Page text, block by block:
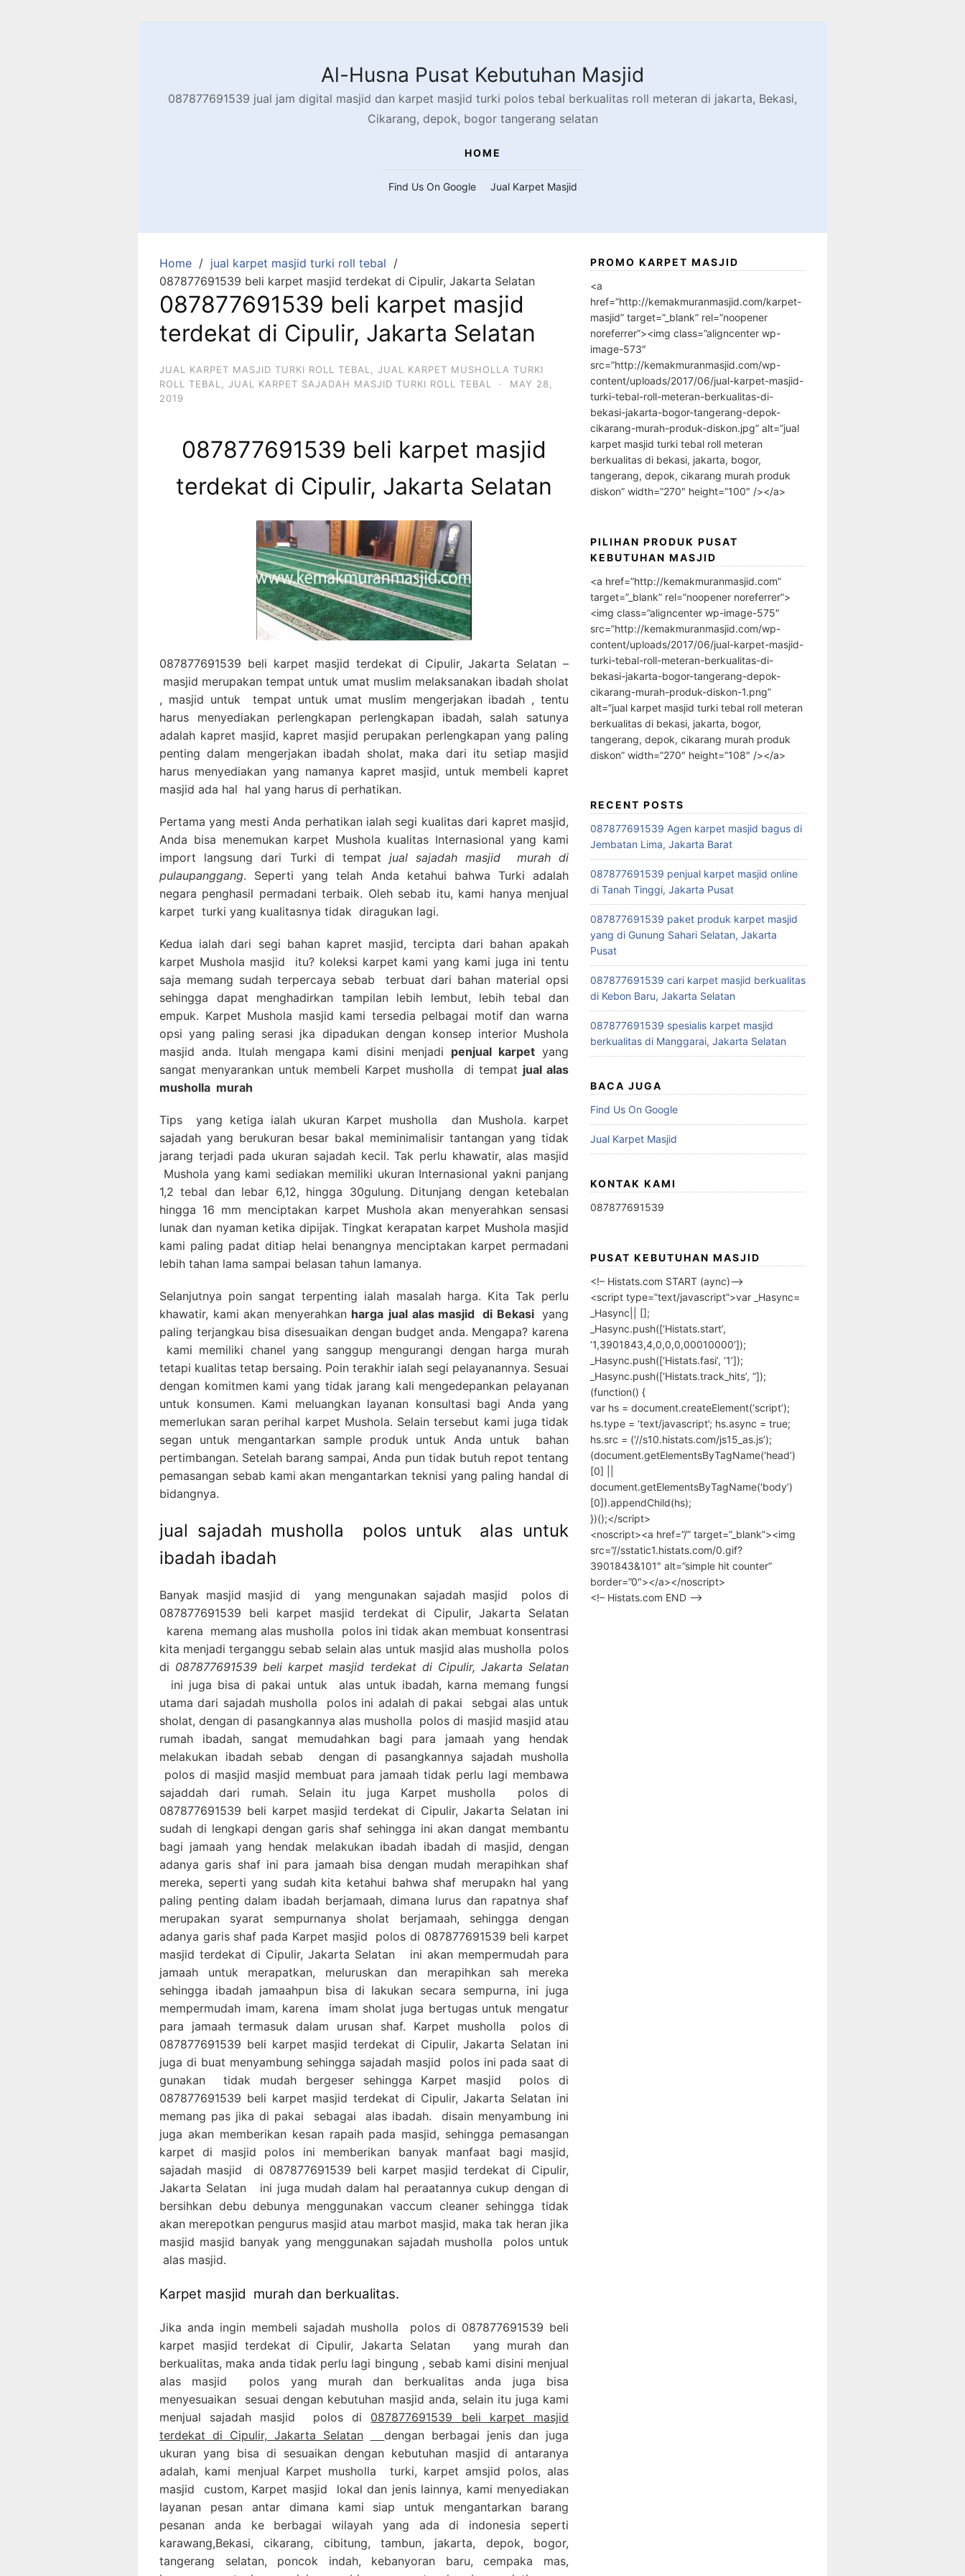
Al-Husna Pusat Kebutuhan Masjid
087877691539 jual jam digital masjid dan karpet masjid turki polos tebal berkualitas roll meteran di jakarta, Bekasi,
Cikarang, depok, bogor tangerang selatan
HOME
Find Us On Google Jual Karpet Masjid
Home
jual karpet masjid turki roll tebal
087877691539 beli karpet masjid terdekat di Cipulir, Jakarta Selatan
087877691539 beli karpet masjid
terdekat di Cipulir, Jakarta Selatan
JUAL KARPET MASJID TURKI ROLL TEBAL
JUAL KARPET MUSHOLLA TURKI
ROLL TEBAL
JUAL KARPET SAJADAH MASJID TURKI ROLL TEBAL ·
MAY 28,
2019
087877691539 beli karpet masjid
terdekat di Cipulir, Jakarta Selatan
087877691539 beli karpet masjid terdekat di Cipulir, Jakarta Selatan –
masjid merupakan tempat untuk umat muslim melaksanakan ibadah sholat
, masjid untuk tempat untuk umat muslim mengerjakan ibadah , tentu
harus menyediakan perlengkapan perlengkapan ibadah, salah satunya
adalah kapret masjid, kapret masjid perupakan perlengkapan yang paling
penting dalam mengerjakan ibadah sholat, maka dari itu setiap masjid
harus menyediakan yang namanya kapret masjid, untuk membeli kapret
masjid ada hal hal yang harus di perhatikan.
Pertama yang mesti Anda perhatikan ialah segi kualitas dari kapret masjid,
Anda bisa menemukan karpet Mushola kualitas Internasional yang kami
import langsung dari Turki di tempatjual sajadah masjid
murah di
pulaupanggang. Seperti yang telah Anda ketahui bahwa Turki adalah
negara penghasil permadani terbaik. Oleh sebab itu, kami hanya menjual
karpet turki yang kualitasnya tidak diragukan lagi.
Kedua ialah dari segi bahan kapret masjid, tercipta dari bahan apakah
karpet Mushola masjid itu? koleksi karpet kami yang kami juga ini tentu
saja memang sudah terpercaya sebab terbuat dari bahan material opsi
sehingga dapat menghadirkan tampilan lebih lembut, lebih tebal dan
empuk. Karpet Mushola masjid kami tersedia pelbagai motif dan warna
opsi yang paling serasi jka dipadukan dengan konsep interior Mushola
masjid anda. Itulah mengapa kami disini menjadi penjual karpetyang
sangat menyarankan untuk membeli Karpet musholla di tempat jual alas
musholla murah
Tips yang ketiga ialah ukuran Karpet musholla dan Mushola. karpet
sajadah yang berukuran besar bakal meminimalisir tantangan yang tidak
jarang terjadi pada ukuran sajadah kecil. Tak perlu khawatir, alas masjid
Mushola yang kami sediakan memiliki ukuran Internasional yakni panjang
1,2 tebal dan lebar 6,12, hingga 30gulung. Ditunjang dengan ketebalan
hingga 16 mm menciptakan karpet Mushola akan menyerahkan sensasi
lunak dan nyaman ketika dipijak. Tingkat kerapatan karpet Mushola masjid
kami paling padat ditiap helai benangnya menciptakan karpet permadani
lebih tahan lama sampai belasan tahun lamanya.
Selanjutnya poin sangat terpenting ialah masalah harga. Kita Tak perlu
khawatir, kami akan menyerahkan harga jual alas masjid di Bekasiyang
paling terjangkau bisa disesuaikan dengan budget anda. Mengapa? karena
kami memiliki chanel yang sanggup mengurangi dengan harga murah
tetapi kualitas tetap bersaing. Poin terakhir ialah segi pelayanannya. Sesuai
dengan komitmen kami yang tidak jarang kali mengedepankan pelayanan
untuk konsumen. Kami meluangkan layanan konsultasi bagi Anda yang
memerlukan saran perihal karpet Mushola. Selain tersebut kami juga tidak
segan untuk mengantarkan sample produk untuk Anda untuk bahan
pertimbangan. Setelah barang sampai, Anda pun tidak butuh repot tentang
pemasangan sebab kami akan mengantarkan teknisi yang paling handal di
bidangnya.
jual sajadah musholla polos untuk alas untuk
ibadah ibadah
Banyak masjid masjid di yang mengunakan sajadah masjid polos di
087877691539 beli karpet masjid terdekat di Cipulir, Jakarta Selatan
karena memang alas musholla polos ini tidak akan membuat konsentrasi
kita menjadi terganggu sebab selain alas untuk masjid alas musholla polos
di 087877691539 beli karpet masjid terdekat di Cipulir, Jakarta Selatan
ini juga bisa di pakai untuk alas untuk ibadah, karna memang fungsi
utama dari sajadah musholla polos ini adalah di pakai sebgai alas untuk
sholat, dengan di pasangkannya alas musholla polos di masjid masjid atau
rumah ibadah, sangat memudahkan bagi para jamaah yang hendak
melakukan ibadah sebab dengan di pasangkannya sajadah musholla
polos di masjid masjid membuat para jamaah tidak perlu lagi membawa
sajaddah dari rumah. Selain itu juga Karpet musholla polos di
087877691539 beli karpet masjid terdekat di Cipulir, Jakarta Selatan ini
sudah di lengkapi dengan garis shaf sehingga ini akan dangat membantu
bagi jamaah yang hendak melakukan ibadah ibadah di masjid, dengan
adanya garis shaf ini para jamaah bisa dengan mudah merapihkan shaf
mereka, seperti yang sudah kita ketahui bahwa shaf merupakn hal yang
paling penting dalam ibadah berjamaah, dimana lurus dan rapatnya shaf
merupakan syarat sempurnanya sholat berjamaah, sehingga dengan
adanya garis shaf pada Karpet masjid polos di 087877691539 beli karpet
masjid terdekat di Cipulir, Jakarta Selatan ini akan mempermudah para
jamaah untuk merapatkan, meluruskan dan merapihkan sah mereka
sehingga ibadah jamaahpun bisa di lakukan secara sempurna, ini juga
mempermudah imam, karena imam sholat juga bertugas untuk mengatur
para jamaah termasuk dalam urusan shaf. Karpet musholla polos di
087877691539 beli karpet masjid terdekat di Cipulir, Jakarta Selatan ini
juga di buat menyambung sehingga sajadah masjid polos ini pada saat di
gunakan tidak mudah bergeser sehingga Karpet masjid polos di
087877691539 beli karpet masjid terdekat di Cipulir, Jakarta Selatan ini
memang pas jika di pakai sebagai alas ibadah. disain menyambung ini
juga akan memberikan kesan rapaih pada masjid, sehingga pemasangan
karpet di masjid polos ini memberikan banyak manfaat bagi masjid,
sajadah masjid di 087877691539 beli karpet masjid terdekat di Cipulir,
Jakarta Selatan ini juga mudah dalam hal peraatannya cukup dengan di
bersihkan debu debunya menggunakan vaccum cleaner sehingga tidak
akan merepotkan pengurus masjid atau marbot masjid, maka tak heran jika
masjid masjid banyak yang menggunakan sajadah musholla polos untuk
alas masjid.
Karpet masjid murah dan berkualitas.
Jika anda ingin membeli sajadah musholla polos di 087877691539 beli
karpet masjid terdekat di Cipulir, Jakarta Selatan yang murah dan
berkualitas, maka anda tidak perlu lagi bingung , sebab kami disini menjual
alas masjid polos yang murah dan berkualitas anda juga bisa
menyesuaikan sesuai dengan kebutuhan masjid anda, selain itu juga kami
menjual sajadah masjid polos di 087877691539 beli karpet masjid
terdekat di Cipulir, Jakarta Selatan
dengan berbagai jenis dan juga
ukuran yang bisa di sesuaikan dengan kebutuhan masjid di antaranya
adalah, kami menjual Karpet musholla turki, karpet amsjid polos, alas
masjid custom, Karpet masjid lokal dan jenis lainnya, kami menyediakan
layanan pesan antar dimana kami siap untuk mengantarkan barang
pesanan anda ke berbagai wilayah yang ada di indonesia seperti
karawang,Bekasi, cikarang, cibitung, tambun, jakarta, depok, bogor,
tangerang selatan, poncok indah, kebanyoran baru, cempaka mas,
PROMO KARPET MASJID
<a
href=”http://kemakmuranmasjid.com/karpet-
masjid” target=”_blank” rel=”noopener
noreferrer”><img class=”aligncenter wp-
image-573″
src=”http://kemakmuranmasjid.com/wp-
content/uploads/2017/06/jual-karpet-masjid-
turki-tebal-roll-meteran-berkualitas-di-
bekasi-jakarta-bogor-tangerang-depok-
cikarang-murah-produk-diskon.jpg” alt=”jual
karpet masjid turki tebal roll meteran
berkualitas di bekasi, jakarta, bogor,
tangerang, depok, cikarang murah produk
diskon” width=”270″ height=”100″ /></a>
PILIHAN PRODUK PUSAT
KEBUTUHAN MASJID
<a href=”http://kemakmuranmasjid.com”
target=”_blank” rel=”noopener noreferrer”>
<img class=”aligncenter wp-image-575″
src=”http://kemakmuranmasjid.com/wp-
content/uploads/2017/06/jual-karpet-masjid-
turki-tebal-roll-meteran-berkualitas-di-
bekasi-jakarta-bogor-tangerang-depok-
cikarang-murah-produk-diskon-1.png”
alt=”jual karpet masjid turki tebal roll meteran
berkualitas di bekasi, jakarta, bogor,
tangerang, depok, cikarang murah produk
diskon” width=”270″ height=”108″ /></a>
RECENT POSTS
087877691539 Agen karpet masjid bagus di
Jembatan Lima, Jakarta Barat
087877691539 penjual karpet masjid online
di Tanah Tinggi, Jakarta Pusat
087877691539 paket produk karpet masjid
yang di Gunung Sahari Selatan, Jakarta
Pusat
087877691539 cari karpet masjid berkualitas
di Kebon Baru, Jakarta Selatan
087877691539 spesialis karpet masjid
berkualitas di Manggarai, Jakarta Selatan
BACA JUGA
Find Us On Google
Jual Karpet Masjid
KONTAK KAMI
087877691539
PUSAT KEBUTUHAN MASJID
<!– Histats.com START (aync)–>
<script type=”text/javascript”>var _Hasync=
_Hasync|| [];
_Hasync.push([‘Histats.start’,
‘1,3901843,4,0,0,0,00010000’]);
_Hasync.push([‘Histats.fasi’, ‘1’]);
_Hasync.push([‘Histats.track_hits’, ”]);
(function() {
var hs = document.createElement(‘script’);
hs.type = ‘text/javascript’; hs.async = true;
hs.src = (‘//s10.histats.com/js15_as.js’);
(document.getElementsByTagName(‘head’)
[0] ||
document.getElementsByTagName(‘body’)
[0]).appendChild(hs);
})();</script>
<noscript><a href=”/” target=”_blank”><img
src=”//sstatic1.histats.com/0.gif?
3901843&101″ alt=”simple hit counter”
border=”0″></a></noscript>
<!– Histats.com END –>